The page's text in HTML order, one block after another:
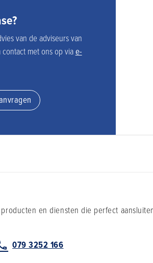
van de adviseurs van
met ons op viae-
en diensten die perfect
079 3252 166